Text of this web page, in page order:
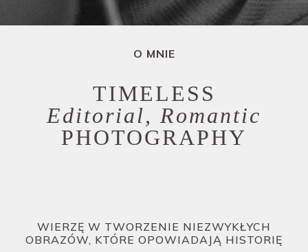
O MNIE
TIMELESS
Editorial, Romantic
PHOTOGRAPHY
WIERZĘ W TWORZENIE NIEZWYKŁYCH
OBRAZÓW, KTÓRE OPOWIADAJĄ HISTORIĘ